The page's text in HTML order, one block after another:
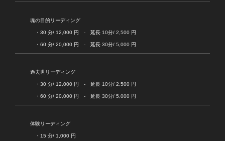
魂の目的リーディング
・30 分/ 12,000 円 - 延長 10分/ 2,500 円
・60 分/ 20,000 円 - 延長 30分/ 5,000 円
過去世リーディング
・30 分/ 12,000 円 - 延長 10分/ 2,500 円
・60 分/ 20,000 円 - 延長 30分/ 5,000 円
体験リーディング
・15 分/ 1,000 円